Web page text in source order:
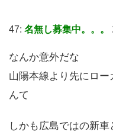
47: 名無し募集中。。。
なんか意外だな
山陽本線より先にロ
んて
しかも広島ではの新車